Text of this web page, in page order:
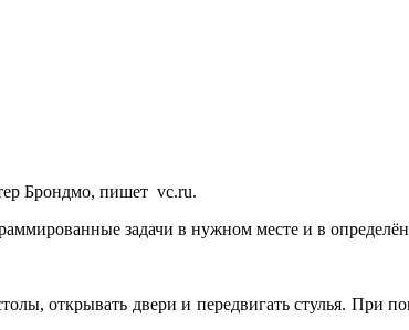
Брондмо, пишет vc.ru.
задачи в нужном месте и в
открывать двери и передвигать стулья. При